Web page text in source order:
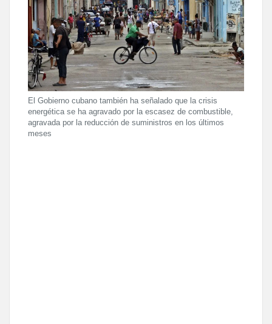
El Gobierno cubano también ha señalado que la crisis
energética se ha agravado por la escasez de combustible,
agravada por la reducción de suministros en los últimos
meses